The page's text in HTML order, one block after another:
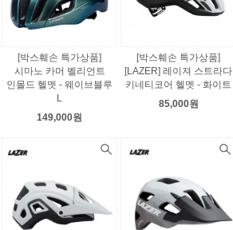
[박스훼손 특가상품]
시마노 카머 벨리언트
인몰드 헬멧 - 웨이브블루
L
149,000원
[박스훼손 특가상품]
[LAZER] 레이져 스트라다
키네티코어 헬멧 - 화이트
85,000원